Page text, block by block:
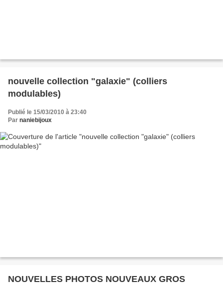
nouvelle collection "galaxie" (colliers
modulables)
Publié le 15/03/2010 à 23:40
Par naniebijoux
NOUVELLES PHOTOS NOUVEAUX GROS